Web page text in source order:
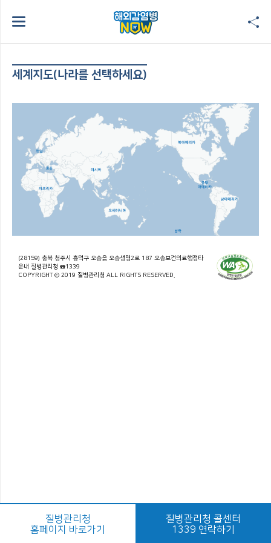
세계지도(나라를 선택하세요)
(28159) 충북 청주시 흥덕구 오송읍 오송생명2로 187 오송보건의료행정타
운내 질병관리청 ☎1339
COPYRIGHT © 2019 질병관리청 ALL RIGHTS RESERVED.
질병관리청
홈페이지 바로가기
질병관리청 콜센터
1339 연락하기